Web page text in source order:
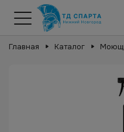
Главная Каталог